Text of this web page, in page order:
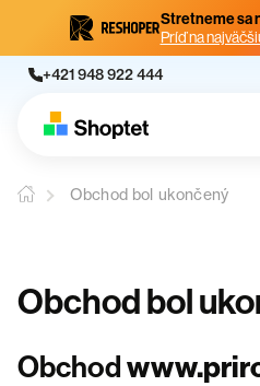
Stretneme sa
Príď na
+421 948 922 444
Obchod bol ukončený
Obchod bol
Obchod